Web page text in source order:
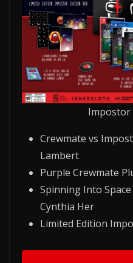
Impostor
Crewmate vs
Lambert
Purple Crewmate
Spinning Into
Cynthia Her
Limited Edition